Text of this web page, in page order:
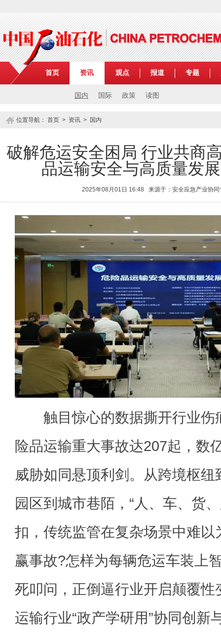
首页 资讯
国内 国际 政策 读图
观点 报道 专题
位置导航： 首页 > 资讯 > 国内
破解危运安全困局 行业共
品运输安全与高质量发
2025年08月01日 16:48 来源于：安全应急产业协
触目惊心的数据撕开行业伤
险品运输重大事故达207起，数
威胁如同悬顶利剑。从跨境枢
园区到城市巷陌，“人、车、货
扣，传统监管在复杂场景中难以
赢事故?怎样为每辆危运车装上
死叩问，正倒逼行业开启颠覆性
运输行业“政产学研用”协同创新